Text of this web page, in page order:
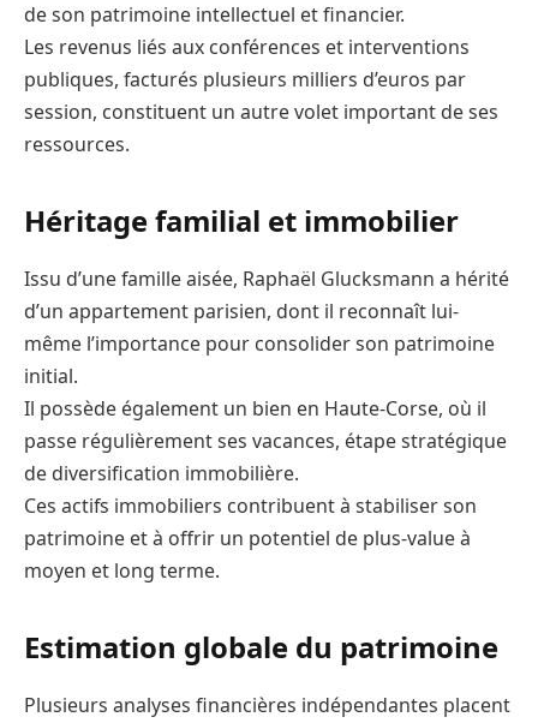
de son patrimoine intellectuel et financier.
Les revenus liés aux conférences et interventions
publiques, facturés plusieurs milliers d’euros par
session, constituent un autre volet important de ses
ressources.
Héritage familial et immobilier
Issu d’une famille aisée, Raphaël Glucksmann a hérité
d’un appartement parisien, dont il reconnaît lui-
même l’importance pour consolider son patrimoine
initial.
Il possède également un bien en Haute-Corse, où il
passe régulièrement ses vacances, étape stratégique
de diversification immobilière.
Ces actifs immobiliers contribuent à stabiliser son
patrimoine et à offrir un potentiel de plus-value à
moyen et long terme.
Estimation globale du patrimoine
Plusieurs analyses financières indépendantes placent